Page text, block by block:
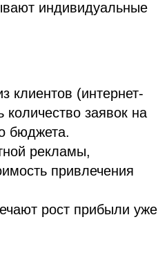
индивидуальные
клиентов (интернет-
количество заявок на
бюджета.
рекламы,
привлечения
рост прибыли уже